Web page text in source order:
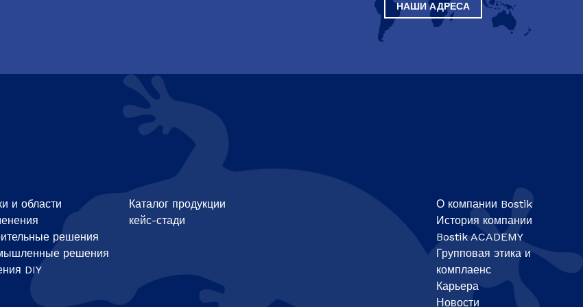
НАШИ АДРЕСА
и области
решения
решения
DIY
Каталог продукции
кейс-стади
О компании Bostik
История компании
Bostik ACADEMY
Групповая этика и
комплаенс
Карьера
Новости